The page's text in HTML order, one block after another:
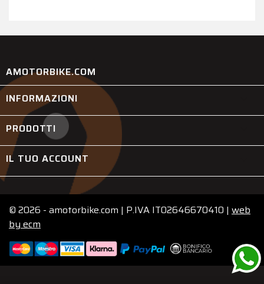
AMOTORBIKE.COM
INFORMAZIONI
PRODOTTI
IL TUO ACCOUNT
© 2026 - amotorbike.com | P.IVA IT02646670410 | web
by ecm